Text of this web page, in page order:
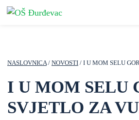
NASLOVNICA/ NOVOSTI / I U MOM SELU
I U MOM SELU
SVJETLO ZA